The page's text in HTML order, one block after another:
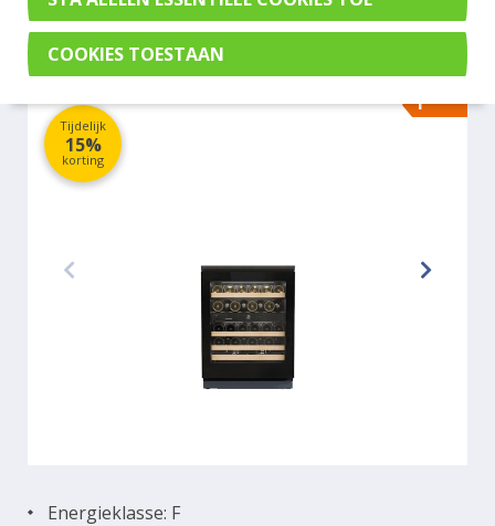
LIEBHERR UWGB 3632-20
Tijdelijk
15%
korting
F
Energieklasse: F